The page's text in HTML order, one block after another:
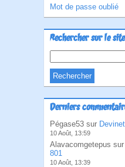
Mot de passe oublié
Rechercher sur le site
Derniers
Pégase53 sur
10 Août, 13:59
Alavacomgetepus sur
801
10 Août, 13:39